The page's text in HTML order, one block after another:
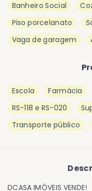
Banheiro Social
Piso porcelanato
Vaga de garagem
Escola Farmácia
RS-118 e RS-020
Transporte público
DCASA IMÓVEIS VENDE!